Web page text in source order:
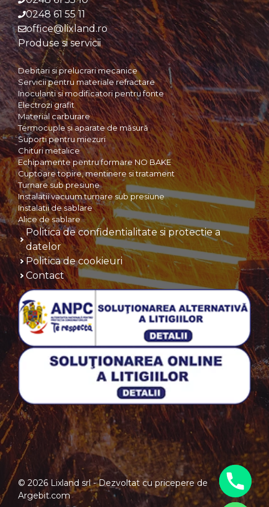
0248 61 55 11
office@lixland.ro
Produse si servicii
Debitari si prelucrari mecanice
Servicii pentru materiale refractare
Inoculanti si modificatori pentru fonte
Electrozi grafit
Material carburare
Termocuple și aparate de măsură
Suporti pentru miezuri
Chituri metalice
Echipamente pentru formare NO BAKE
Cuptoare topire, mentinere si tratament
Turnare sub presiune
Instalatii vacuum turnare sub presiune
Instalatii de sablare
Alice de sablare
Politica de confidentialitate si protectie a
datelor
Politica de cookieuri
Contact
© 2026 Lixland srl - Dezvoltat cu pricepere de
Argebit.com